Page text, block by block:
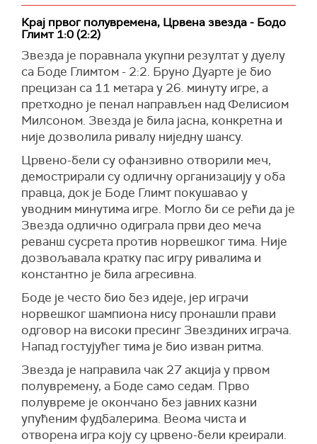
Крај првог полувремена, Црвена звезда - Бодо
Глимт 1:0 (2:2)
Звезда је поравнала укупни резултат у дуелу
са Боде Глимтом - 2:2. Бруно Дуарте је био
прецизан са 11 метара у 26. минуту игре, а
претходно је пенал направљен над Фелисиом
Милсоном. Звезда је била јасна, конкретна и
није дозволила ривалу ниједну шансу.
Црвено-бели су офанзивно отворили меч,
демострирали су одличну организацију у оба
правца, док је Боде Глимт покушавао у
уводним минутима игре. Могло би се рећи да је
Звезда одлично одиграла први део меча
реванш сусрета против норвешког тима. Није
дозвољавала кратку пас игру ривалима и
константно је била агресивна.
Боде је често био без идеје, јер играчи
норвешког шампиона нису пронашли прави
одговор на високи пресинг Звездиних играча.
Напад гостујућег тима је био изван ритма.
Звезда је направила чак 27 акција у првом
полувремену, а Боде само седам. Прво
полувреме је окончано без јавних казни
упућеним фудбалерима. Веома чиста и
отворена игра коју су црвено-бели креирали.